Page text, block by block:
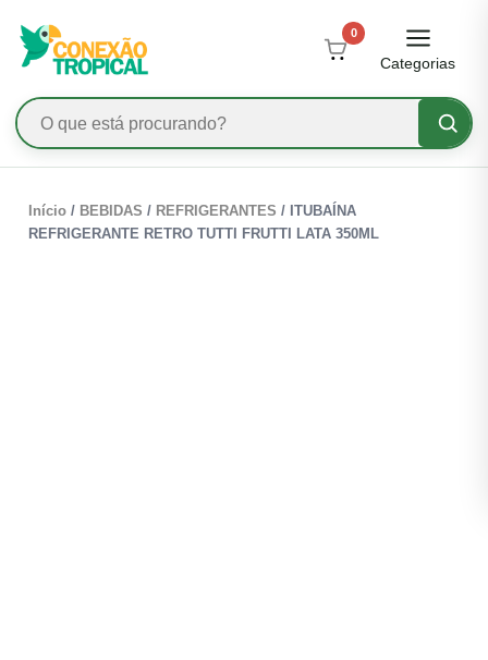
0
Categorias
Início / BEBIDAS / REFRIGERANTES / ITUBAÍNA
REFRIGERANTE RETRO TUTTI FRUTTI LATA 350ML